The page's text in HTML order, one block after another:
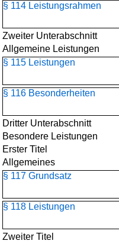
§ 114 Leistungsrahmen
Zweiter Unterabschnitt
Allgemeine Leistungen
§ 115 Leistungen
§ 116 Besonderheiten
Dritter Unterabschnitt
Besondere Leistungen
Erster Titel
Allgemeines
§ 117 Grundsatz
§ 118 Leistungen
Zweiter Titel